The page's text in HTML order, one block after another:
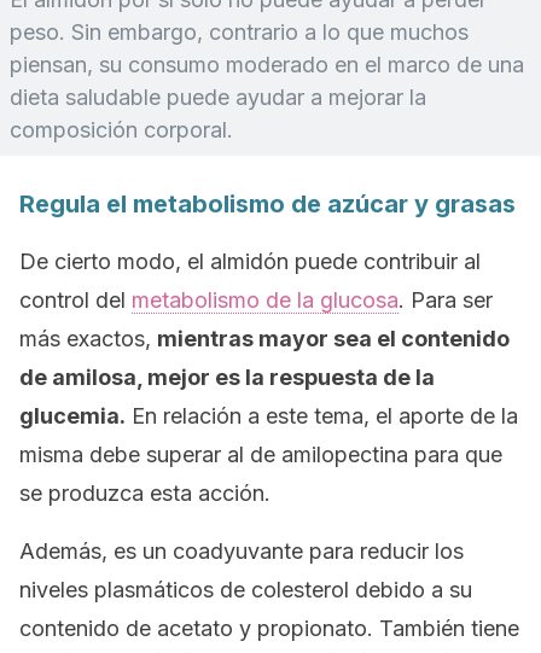
peso. Sin embargo, contrario a lo que muchos
piensan, su consumo moderado en el marco de una
dieta saludable puede ayudar a mejorar la
composición corporal.
Regula el metabolismo de azúcar y grasas
De cierto modo, el almidón puede contribuir al
control del metabolismo de la glucosa. Para ser
más exactos, mientras mayor sea el contenido
de amilosa, mejor es la respuesta de la
glucemia. En relación a este tema, el aporte de la
misma debe superar al de amilopectina para que
se produzca esta acción.
Además, es un coadyuvante para reducir los
niveles plasmáticos de colesterol debido a su
contenido de acetato y propionato. También tiene